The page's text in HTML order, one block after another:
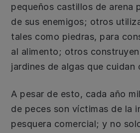
pequeños castillos de arena
de sus enemigos; otros
tales como piedras, para
al alimento; otros
jardines de algas que cuidan
A pesar de esto, cada año
de peces son víctimas de la
pesquera comercial; y no